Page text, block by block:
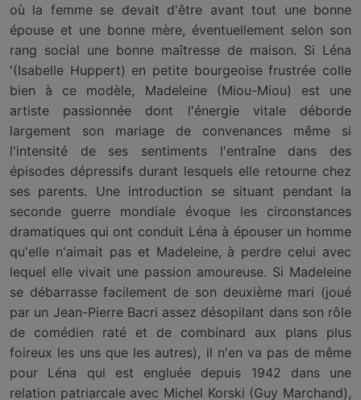
où la femme se devait d'être avant tout une bonne
épouse et une bonne mère, éventuellement selon son
rang social une bonne maîtresse de maison. Si Léna
'(Isabelle Huppert) en petite bourgeoise frustrée colle
bien à ce modèle, Madeleine (Miou-Miou) est une
artiste passionnée dont l'énergie vitale déborde
largement son mariage de convenances même si
l'intensité de ses sentiments l'entraîne dans des
épisodes dépressifs durant lesquels elle retourne chez
ses parents. Une introduction se situant pendant la
seconde guerre mondiale évoque les circonstances
dramatiques qui ont conduit Léna à épouser un homme
qu'elle n'aimait pas et Madeleine, à perdre celui avec
lequel elle vivait une passion amoureuse. Si Madeleine
se débarrasse facilement de son deuxième mari (joué
par un Jean-Pierre Bacri assez désopilant dans son rôle
de comédien raté et de combinard aux plans plus
foireux les uns que les autres), il n'en va pas de même
pour Léna qui est engluée depuis 1942 dans une
relation patriarcale avec Michel Korski (Guy Marchand),